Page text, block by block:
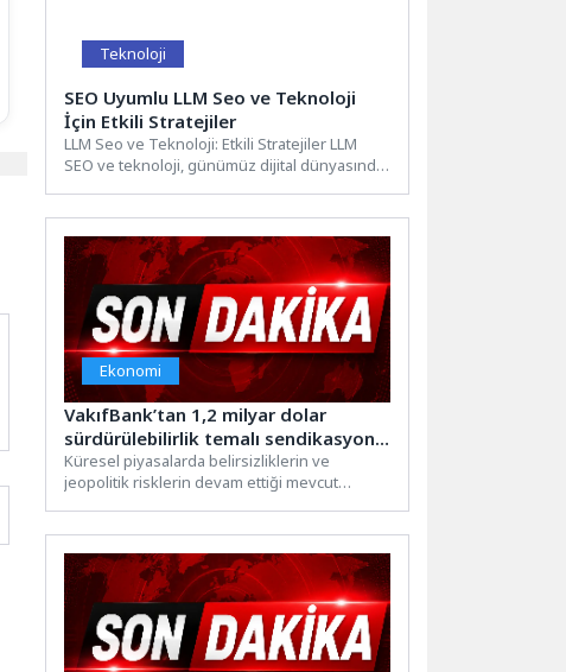
Teknoloji
SEO Uyumlu LLM Seo ve Teknoloji
İçin Etkili Stratejiler
LLM Seo ve Teknoloji: Etkili Stratejiler LLM
SEO ve teknoloji, günümüz dijital dünyasında
Ekonomi
VakıfBank’tan 1,2 milyar dolar
sürdürülebilirlik temalı sendikasyon
kredisi
Küresel piyasalarda belirsizliklerin ve
jeopolitik risklerin devam ettiği mevcut